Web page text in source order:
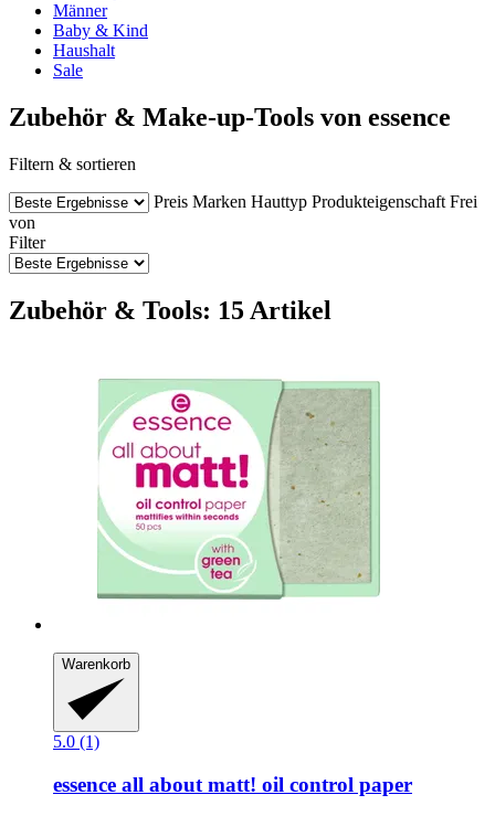
Männer
Baby & Kind
Haushalt
Sale
Zubehör & Make-up-Tools von essence
Filtern & sortieren
Preis Marken Hauttyp Produkteigenschaft Frei
von
Filter
Zubehör & Tools: 15 Artikel
Warenkorb
5.0 (1)
essence all about matt! oil control paper